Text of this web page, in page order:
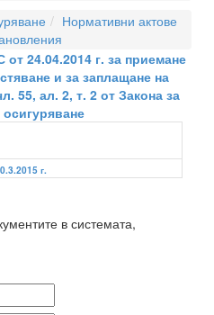
Нормативни актове
24.04.2014 г. за приемане
и за заплащане на
55, ал. 2, т. 2 от Закона за
г.
в системата,